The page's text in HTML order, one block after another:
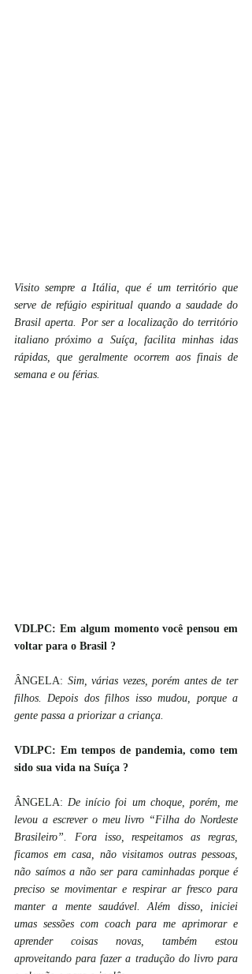
Visito sempre a Itália, que é um território que
serve de refúgio espiritual quando a saudade do
Brasil aperta. Por ser a localização do território
italiano próximo a Suíça, facilita minhas idas
rápidas, que geralmente ocorrem aos finais de
semana e ou férias.
VDLPC: Em algum momento você pensou em
voltar para o Brasil ?
ÂNGELA: Sim, várias vezes, porém antes de ter
filhos. Depois dos filhos isso mudou, porque a
gente passa a priorizar a criança.
VDLPC: Em tempos de pandemia, como tem
sido sua vida na Suíça ?
ÂNGELA: De início foi um choque, porém, me
levou a escrever o meu livro “Filha do Nordeste
Brasileiro”. Fora isso, respeitamos as regras,
ficamos em casa, não visitamos outras pessoas,
não saímos a não ser para caminhadas porque é
preciso se movimentar e respirar ar fresco para
manter a mente saudável. Além disso, iniciei
umas sessões com coach para me aprimorar e
aprender coisas novas, também estou
aproveitando para fazer a tradução do livro para